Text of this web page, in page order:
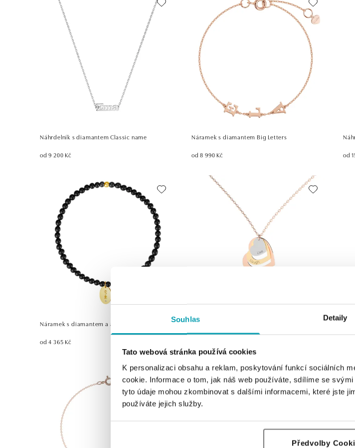
Souhlas Detaily
Tato webová stránka používá cookies
K personalizaci obsahu a reklam, poskytování funkcí sociálních
cookie. Informace o tom, jak náš web používáte, sdílíme se
tyto údaje mohou zkombinovat s dalšími informacemi, které jste
používáte jejich služby.
Předvolby
Náhrdelník s diamantem Classic name
od 9 200 Kč
Náramek s diamantem Big Letters
od 8 990 Kč od
Náramek s diamantem a acháty Dark Desire
od 4 365 Kč
Náhrdelník s diamantem Live Laugh Love